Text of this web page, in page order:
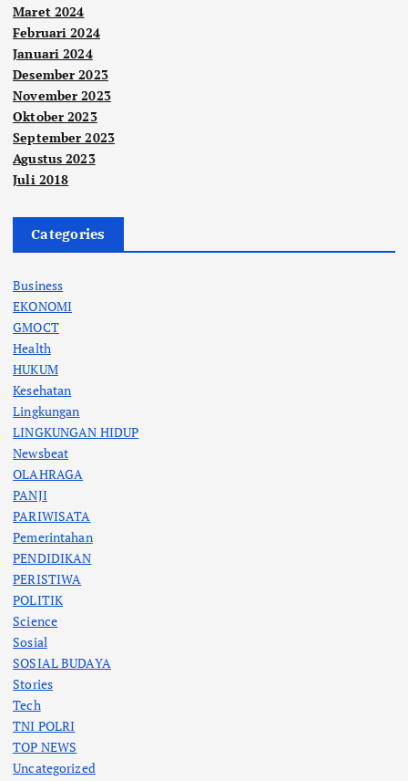
Maret 2024
Februari 2024
Januari 2024
Desember 2023
November 2023
Oktober 2023
September 2023
Agustus 2023
Juli 2018
Categories
Business
EKONOMI
GMOCT
Health
HUKUM
Kesehatan
Lingkungan
LINGKUNGAN HIDUP
Newsbeat
OLAHRAGA
PANJI
PARIWISATA
Pemerintahan
PENDIDIKAN
PERISTIWA
POLITIK
Science
Sosial
SOSIAL BUDAYA
Stories
Tech
TNI POLRI
TOP NEWS
Uncategorized